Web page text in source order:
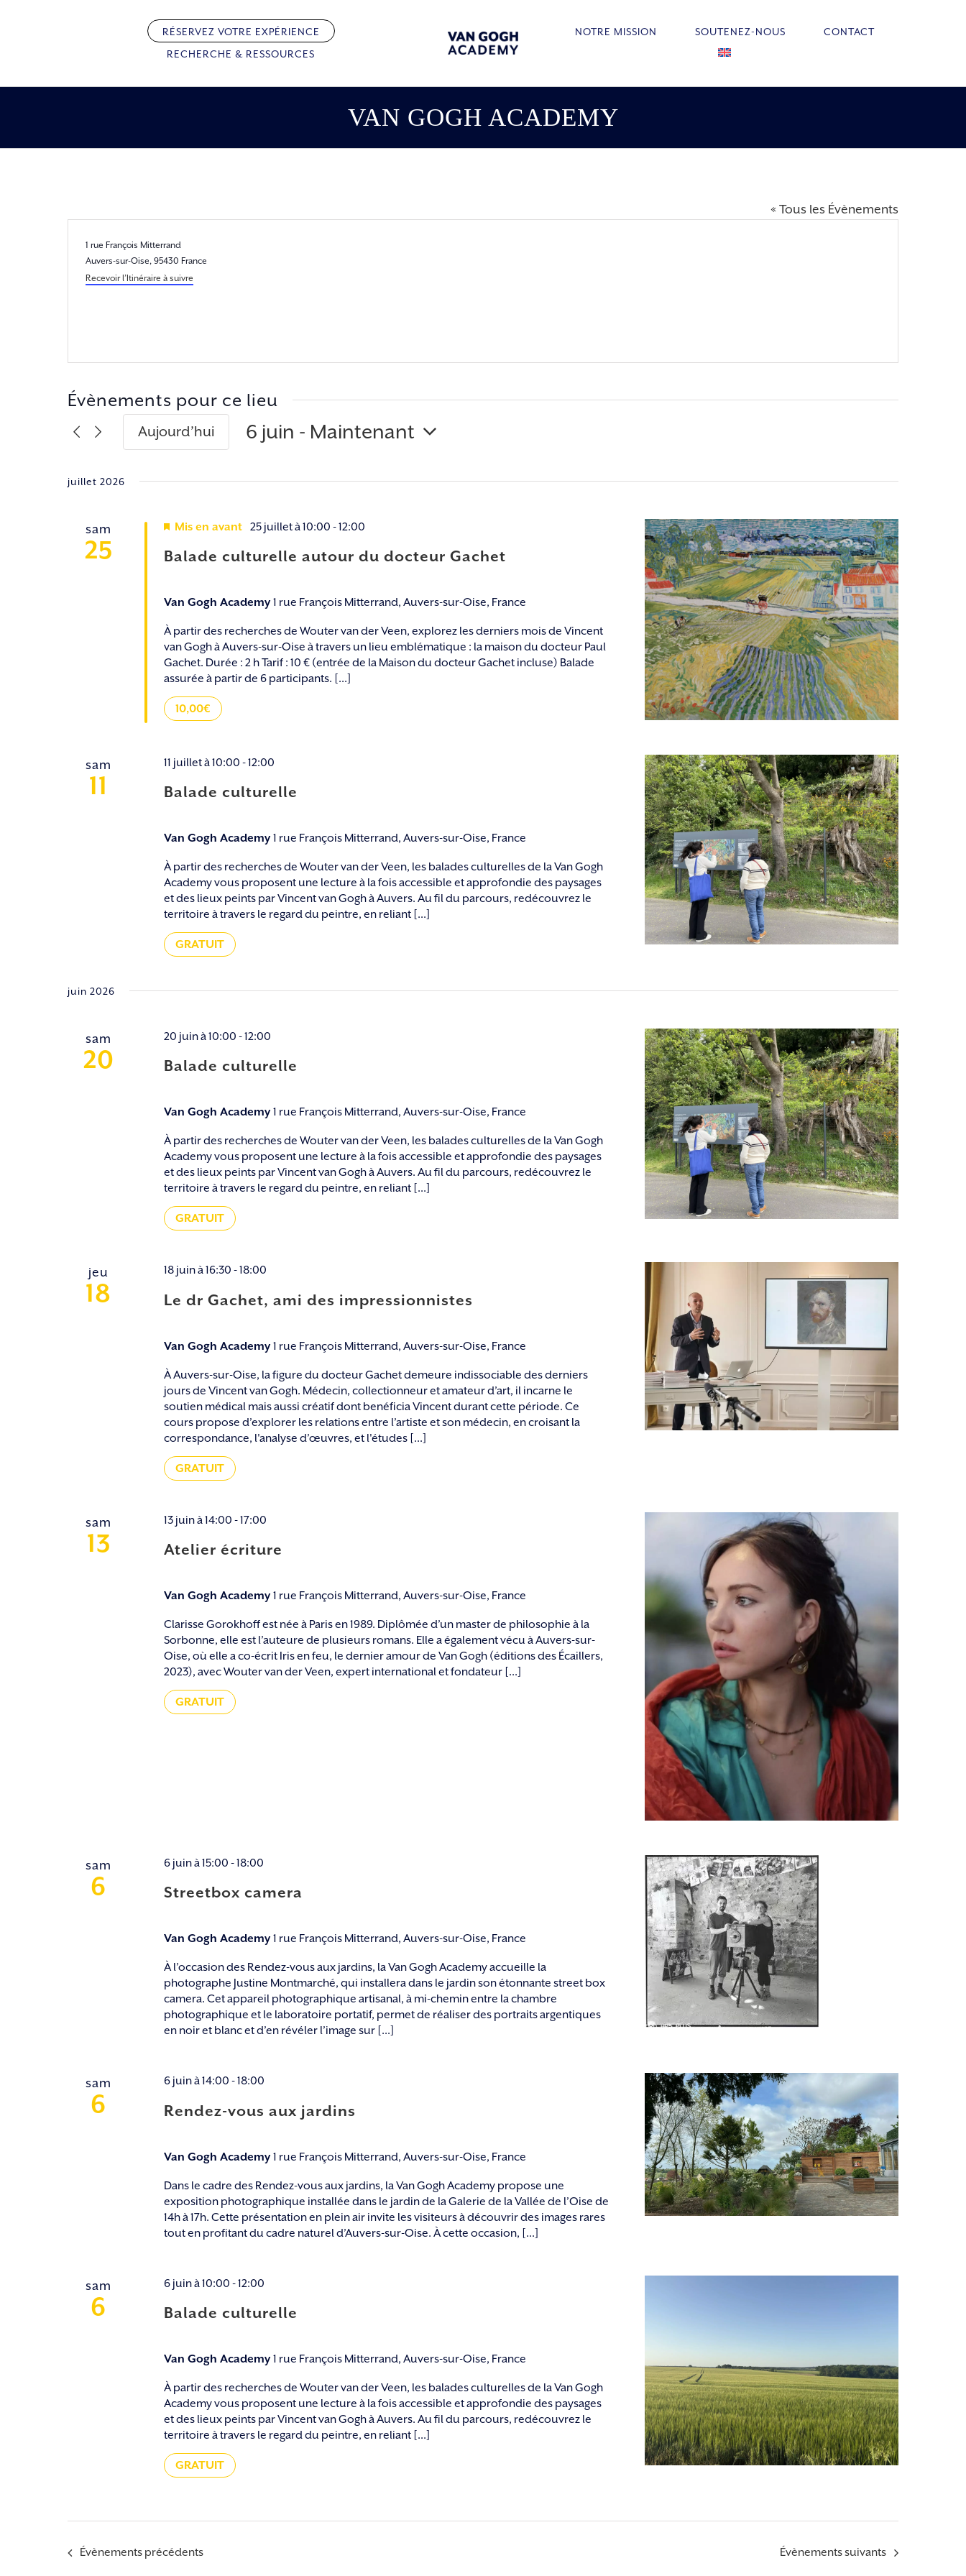
RÉSERVEZ VOTRE EXPÉRIENCE
RECHERCHE & RESSOURCES
NOTRE MISSION SOUTENEZ-NOUS CONTACT
VAN GOGH ACADEMY
« Tous les Évènements
Adresse
1 rue François Mitterrand
Auvers-sur-Oise, 95430 France
Recevoir l’Itinéraire à suivre
Évènements pour ce lieu
Aujourd’hui 6 juin - Maintenant
une
juillet 2026
sam
25 Balade culturelle autour du docteur Gachet
Mis en avant 25 juillet à 10:00 -12:00
Van Gogh Academy 1 rue François Mitterrand, Auvers-sur-Oise, France
À partir des recherches de Wouter van der Veen, explorez les derniers mois de Vincent
van Gogh à Auvers-sur-Oise à travers un lieu emblématique : la maison du docteur Paul
Gachet. Durée : 2 h Tarif : 10 € (entrée de la Maison du docteur Gachet incluse) Balade
assurée à partir de 6 participants. [...]
10,00€
sam
11 Balade culturelle
11 juillet à 10:00 -12:00
Van Gogh Academy 1 rue François Mitterrand, Auvers-sur-Oise, France
À partir des recherches de Wouter van der Veen, les balades culturelles de la Van Gogh
Academy vous proposent une lecture à la fois accessible et approfondie des paysages
et des lieux peints par Vincent van Gogh à Auvers. Au fil du parcours, redécouvrez le
territoire à travers le regard du peintre, en reliant [...]
GRATUIT
juin 2026
sam
20 Balade culturelle
20 juin à 10:00 -12:00
Van Gogh Academy 1 rue François Mitterrand, Auvers-sur-Oise, France
À partir des recherches de Wouter van der Veen, les balades culturelles de la Van Gogh
Academy vous proposent une lecture à la fois accessible et approfondie des paysages
et des lieux peints par Vincent van Gogh à Auvers. Au fil du parcours, redécouvrez le
territoire à travers le regard du peintre, en reliant [...]
GRATUIT
jeu
18 Le dr Gachet, ami des impressionnistes
18 juin à 16:30 -18:00
Van Gogh Academy 1 rue François Mitterrand, Auvers-sur-Oise, France
À Auvers-sur-Oise, la figure du docteur Gachet demeure indissociable des derniers
jours de Vincent van Gogh. Médecin, collectionneur et amateur d’art, il incarne le
soutien médical mais aussi créatif dont benéficia Vincent durant cette période. Ce
cours propose d’explorer les relations entre l’artiste et son médecin, en croisant la
correspondance, l'analyse d’œuvres, et l'études [...]
GRATUIT
sam
13 Atelier écriture
13 juin à 14:00 -17:00
Van Gogh Academy 1 rue François Mitterrand, Auvers-sur-Oise, France
Clarisse Gorokhoff est née à Paris en 1989. Diplômée d’un master de philosophie à la
Sorbonne, elle est l’auteure de plusieurs romans. Elle a également vécu à Auvers-sur-
Oise, où elle a co-écrit Iris en feu, le dernier amour de Van Gogh (éditions des Écaillers,
2023), avec Wouter van der Veen, expert international et fondateur [...]
GRATUIT
sam
6 Streetbox camera
6 juin à 15:00 -18:00
Van Gogh Academy 1 rue François Mitterrand, Auvers-sur-Oise, France
À l’occasion des Rendez-vous aux jardins, la Van Gogh Academy accueille la
photographe Justine Montmarché, qui installera dans le jardin son étonnante street box
camera. Cet appareil photographique artisanal, à mi-chemin entre la chambre
photographique et le laboratoire portatif, permet de réaliser des portraits argentiques
en noir et blanc et d’en révéler l’image sur [...]
sam
6 Rendez-vous aux jardins
6 juin à 14:00 -18:00
Van Gogh Academy 1 rue François Mitterrand, Auvers-sur-Oise, France
Dans le cadre des Rendez-vous aux jardins, la Van Gogh Academy propose une
exposition photographique installée dans le jardin de la Galerie de la Vallée de l’Oise de
14h à 17h. Cette présentation en plein air invite les visiteurs à découvrir des images rares
tout en profitant du cadre naturel d’Auvers-sur-Oise. À cette occasion, [...]
sam
6 Balade culturelle
6 juin à 10:00 -12:00
Van Gogh Academy 1 rue François Mitterrand, Auvers-sur-Oise, France
À partir des recherches de Wouter van der Veen, les balades culturelles de la Van Gogh
Academy vous proposent une lecture à la fois accessible et approfondie des paysages
et des lieux peints par Vincent van Gogh à Auvers. Au fil du parcours, redécouvrez le
territoire à travers le regard du peintre, en reliant [...]
GRATUIT
Évènements précédents Évènementssuivants